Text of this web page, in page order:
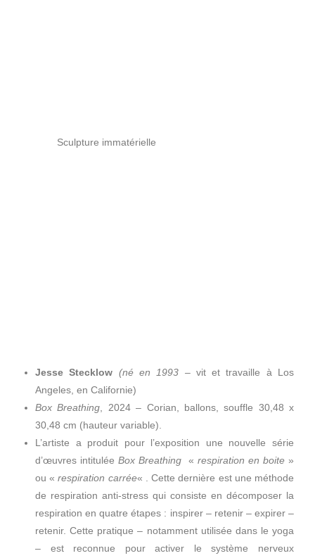
Sculpture immatérielle
Jesse Stecklow (né en 1993 – vit et travaille à Los
Angeles, en Californie)
Box Breathing, 2024 – Corian, ballons, souffle 30,48 x
30,48 cm (hauteur variable).
L’artiste a produit pour l’exposition une nouvelle série
d’œuvres intitulée Box Breathing « respiration en boite »
ou «respiration carrée« . Cette dernière est une méthode
de respiration anti-stress qui consiste en décomposer la
respiration en quatre étapes : inspirer – retenir – expirer –
retenir. Cette pratique – notamment utilisée dans le yoga
– est reconnue pour activer le système nerveux